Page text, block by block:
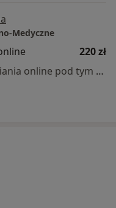
Medyczne
220 zł
Specjalista nie oferuje umawiania online pod tym adresem.